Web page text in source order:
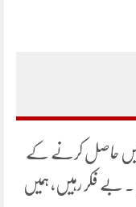
میں حاصل کرنے کے
بے فکر رہیں، ہمیں